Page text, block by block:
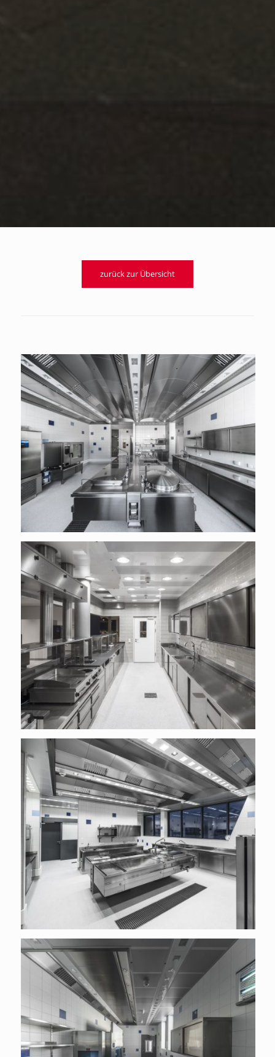
zurück zur Übersicht